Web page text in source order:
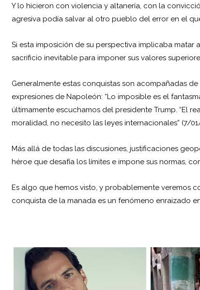
Y lo hicieron con violencia y altanería, con la
agresiva podía salvar al otro pueblo del error en el
Si esta imposición de su perspectiva implicaba matar
sacrificio inevitable para imponer sus valores
Generalmente estas conquistas son acompañadas de
expresiones de Napoleón: “Lo imposible es el
últimamente escuchamos del presidente Trump. “El
moralidad, no necesito las leyes internacionales” (7/
Más allá de todas las discusiones, justificaciones
héroe que desafía los límites e impone sus normas,
Es algo que hemos visto, y probablemente veremos
conquista de la manada es un fenómeno enraizado